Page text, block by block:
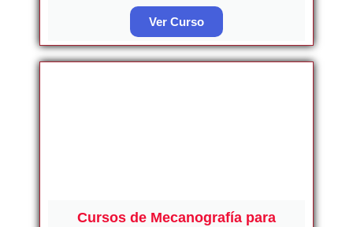
Ver Curso
Cursos de Mecanografía para